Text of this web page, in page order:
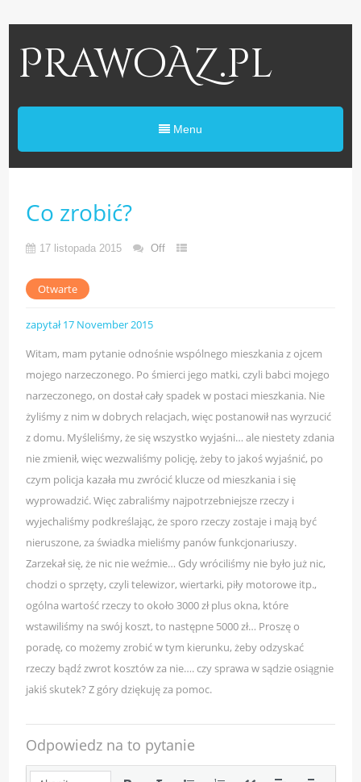
PrawoAZ.pl
Menu
Co zrobić?
17 listopada 2015 Off
Otwarte
zapytał 17 November 2015
Witam, mam pytanie odnośnie wspólnego mieszkania z ojcem
mojego narzeczonego. Po śmierci jego matki, czyli babci mojego
narzeczonego, on dostał cały spadek w postaci mieszkania. Nie
żyliśmy z nim w dobrych relacjach, więc postanowił nas wyrzucić
z domu. Myśleliśmy, że się wszystko wyjaśni… ale niestety zdania
nie zmienił, więc wezwaliśmy policję, żeby to jakoś wyjaśnić, po
czym policja kazała mu zwrócić klucze od mieszkania i się
wyprowadzić. Więc zabraliśmy najpotrzebniejsze rzeczy i
wyjechaliśmy podkreślając, że sporo rzeczy zostaje i mają być
nieruszone, za świadka mieliśmy panów funkcjonariuszy.
Zarzekał się, że nic nie weźmie… Gdy wróciliśmy nie było już nic,
chodzi o sprzęty, czyli telewizor, wiertarki, piły motorowe itp.,
ogólna wartość rzeczy to około 3000 zł plus okna, które
wstawiliśmy na swój koszt, to następne 5000 zł… Proszę o
poradę, co możemy zrobić w tym kierunku, żeby odzyskać
rzeczy bądź zwrot kosztów za nie…. czy sprawa w sądzie osiągnie
jakiś skutek? Z góry dziękuję za pomoc.
Odpowiedz na to pytanie